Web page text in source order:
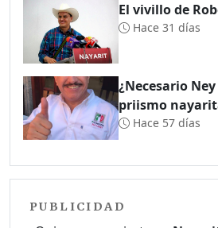
El vivillo de
Hace 31 días
¿Necesario
priismo
Hace 57 días
PUBLICIDAD